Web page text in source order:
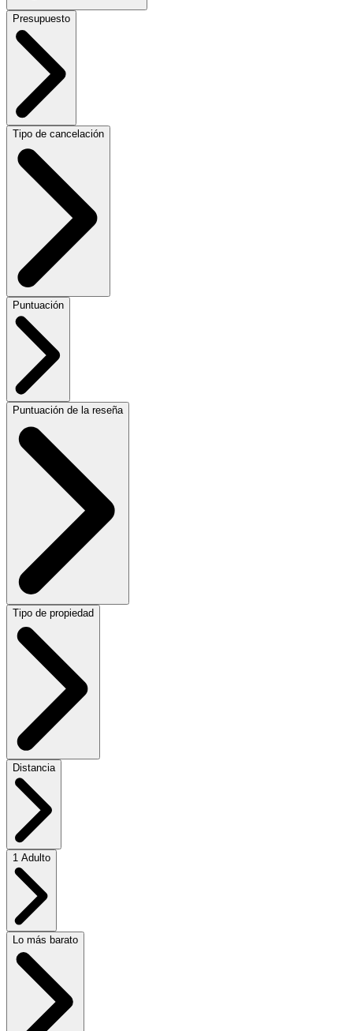
Presupuesto
Tipo de cancelación
Puntuación
Puntuación de la reseña
Tipo de propiedad
Distancia
1 Adulto
Lo más barato